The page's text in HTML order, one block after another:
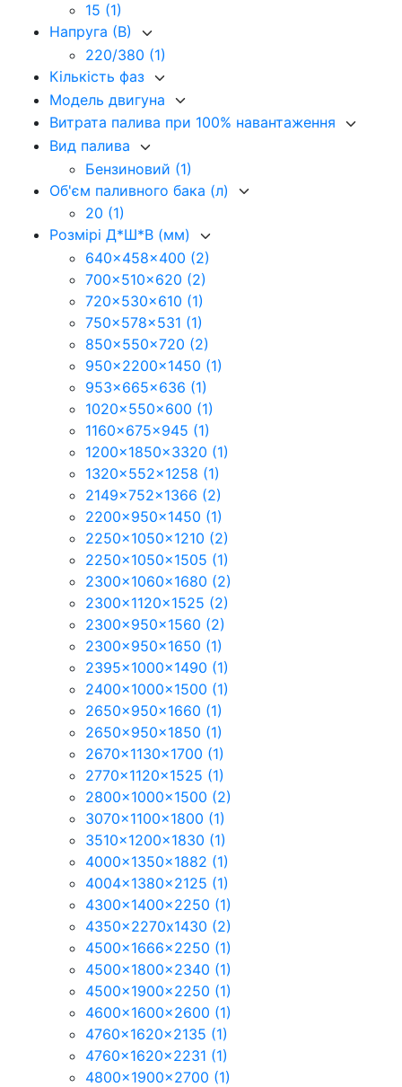
15 (1)
Напруга (В)
220/380 (1)
Кількість фаз
Модель двигуна
Витрата палива при 100% навантаження
Вид палива
Бензиновий (1)
Об'єм паливного бака (л)
20 (1)
Розмірі Д*Ш*В (мм)
640x458x400 (2)
700x510x620 (2)
720x530x610 (1)
750x578x531 (1)
850x550x720 (2)
950x2200x1450 (1)
953x665x636 (1)
1020x550x600 (1)
1160x675x945 (1)
1200x1850x3320 (1)
1320x552x1258 (1)
2149x752x1366 (2)
2200x950x1450 (1)
2250x1050x1210 (2)
2250x1050x1505 (1)
2300x1060x1680 (2)
2300x1120x1525 (2)
2300x950x1560 (2)
2300x950x1650 (1)
2395x1000x1490 (1)
2400x1000x1500 (1)
2650x950x1660 (1)
2650x950x1850 (1)
2670x1130x1700 (1)
2770x1120x1525 (1)
2800x1000x1500 (2)
3070x1100x1800 (1)
3510x1200x1830 (1)
4000x1350x1882 (1)
4004x1380x2125 (1)
4300x1400x2250 (1)
4350x2270х1430 (2)
4500x1666x2250 (1)
4500x1800x2340 (1)
4500x1900x2250 (1)
4600x1600x2600 (1)
4760x1620x2135 (1)
4760x1620x2231 (1)
4800x1900x2700 (1)